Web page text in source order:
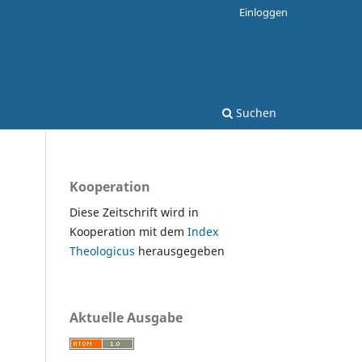
Suchen
Einloggen
Kooperation
Diese Zeitschrift wird in
Kooperation mit dem Index
Theologicus herausgegeben
Aktuelle Ausgabe